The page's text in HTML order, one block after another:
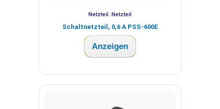
Netzteil. Netzteil
Schaltnetzteil, 0,6 A PSS-600E
Anzeigen